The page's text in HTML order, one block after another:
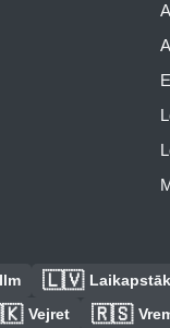
Ilm 🇱🇻
Vejret 🇷🇸